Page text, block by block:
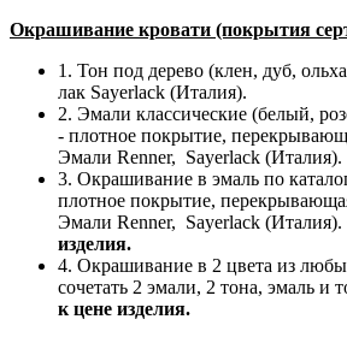
Окрашивание кровати (покрытия
1. Тон под дерево (клен, дуб,
лак Sayerlack (Италия).
2. Эмали классические (белый,
- плотное покрытие,
Эмали Renner, Sayerlack (Италия).
3. Окрашивание в эмаль по
плотное покрытие,
Эмали Renner, Sayerlack (Италия).
изделия.
4. Окрашивание в 2 цвета из
сочетать 2 эмали, 2 тона, эмаль и
к цене изделия.